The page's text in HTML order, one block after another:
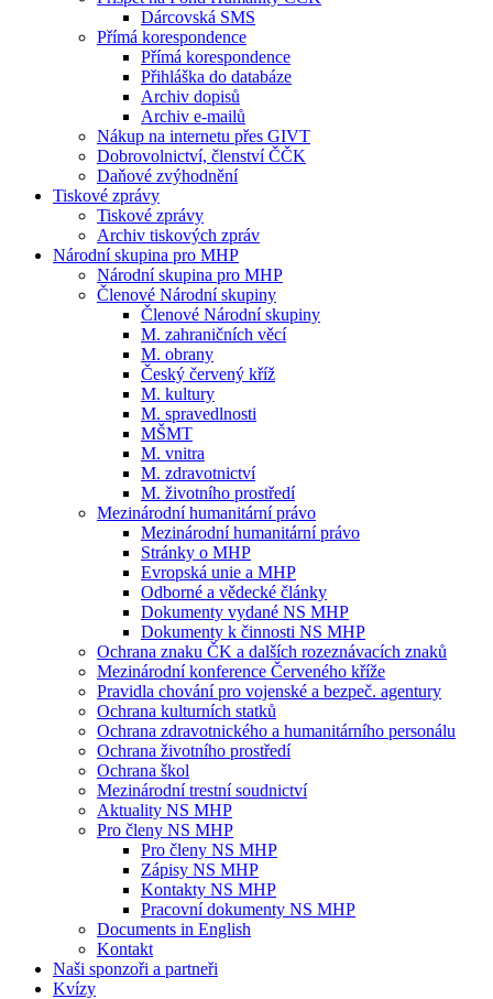
Dárcovská SMS
Přímá korespondence
Přímá korespondence
Přihláška do databáze
Archiv dopisů
Archiv e-mailů
Nákup na internetu přes GIVT
Dobrovolnictví, členství ČČK
Daňové zvýhodnění
Tiskové zprávy
Tiskové zprávy
Archiv tiskových zpráv
Národní skupina pro MHP
Národní skupina pro MHP
Členové Národní skupiny
Členové Národní skupiny
M. zahraničních věcí
M. obrany
Český červený kříž
M. kultury
M. spravedlnosti
MŠMT
M. vnitra
M. zdravotnictví
M. životního prostředí
Mezinárodní humanitární právo
Mezinárodní humanitární právo
Stránky o MHP
Evropská unie a MHP
Odborné a vědecké články
Dokumenty vydané NS MHP
Dokumenty k činnosti NS MHP
Ochrana znaku ČK a dalších rozeznávacích znaků
Mezinárodní konference Červeného kříže
Pravidla chování pro vojenské a bezpeč. agentury
Ochrana kulturních statků
Ochrana zdravotnického a humanitárního personálu
Ochrana životního prostředí
Ochrana škol
Mezinárodní trestní soudnictví
Aktuality NS MHP
Pro členy NS MHP
Pro členy NS MHP
Zápisy NS MHP
Kontakty NS MHP
Pracovní dokumenty NS MHP
Documents in English
Kontakt
Naši sponzoři a partneři
Kvízy